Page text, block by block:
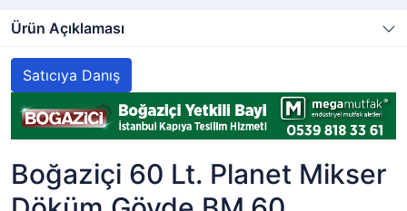
Ürün Açıklaması
Satıcıya Danış
Boğaziçi 60 Lt. Planet Mikser